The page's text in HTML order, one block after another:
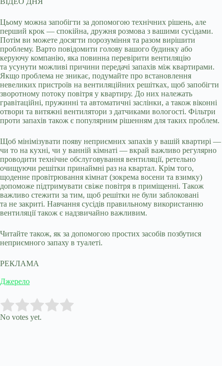
Цьому можна запобігти за допомогою технічних рішень, але
перший крок — спокійна, дружня розмова з вашими сусідами.
Потім ви можете досягти порозуміння та разом вирішити
проблему. Варто повідомити голову вашого будинку або
керуючу компанію, яка повинна перевірити вентиляцію
та усунути можливі причини передачі запахів між квартирами.
Якщо проблема не зникає, подумайте про встановлення
невеликих пристроїв на вентиляційних решітках, щоб запобігти
зворотному потоку повітря у квартиру. До них належать
гравітаційні, пружинні та автоматичні заслінки, а також віконні
отвори та витяжні вентилятори з датчиками вологості. Фільтри
проти запахів також є популярним рішенням для таких проблем.
Щоб мінімізувати появу неприємних запахів у вашій квартирі —
чи то на кухні, чи у ванній кімнаті — вкрай важливо регулярно
проводити технічне обслуговування вентиляції, ретельно
очищуючи решітки принаймні раз на квартал. Крім того,
щоденне провітрювання кімнат (зокрема восени та взимку)
допоможе підтримувати свіже повітря в приміщенні. Також
важливо стежити за тим, щоб решітки не були заблоковані
та не закриті. Навчання сусідів правильному використанню
вентиляції також є надзвичайно важливим.
Читайте також, як за допомогою простих засобів позбутися
неприємного запаху в туалеті.
РЕКЛАМА
Джерело
Rate this item:
No votes yet.